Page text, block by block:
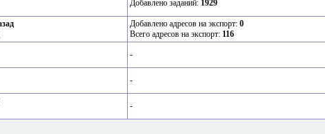
Добавлено заданий: 1929
Добавлено адресов на экспорт: 0
Всего адресов на экспорт: 116
-
-
-